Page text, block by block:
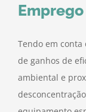
Emprego
Tendo em conta
de ganhos de
ambiental e